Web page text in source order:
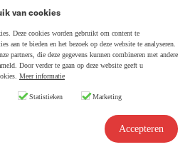
Adverteren
van cookies
Deze cookies worden gebruikt om content te
aan te bieden en het bezoek op deze website te analyseren.
partners, die deze gegevens kunnen combineren met andere
Door verder te gaan op deze website geeft u
Meer informatie
Statistieken Marketing
Accepteren